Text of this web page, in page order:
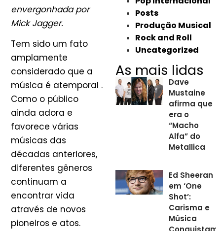
envergonhada por
Mick Jagger.
Tem sido um fato
amplamente
considerado que a
música é atemporal .
Como o público
ainda adora e
favorece várias
músicas das
décadas anteriores,
diferentes gêneros
continuam a
encontrar vida
através de novos
pioneiros e atos.
Posts
Produção Musical
Rock and Roll
Uncategorized
As mais lidas
Dave
Mustaine
afirma que
era o
“Macho
Alfa” do
Metallica
Ed Sheeran
em ‘One
Shot’:
Carisma e
Música